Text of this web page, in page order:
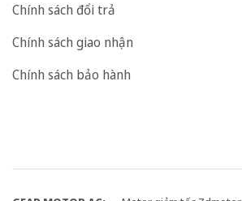
Chính sách đổi trả
Chính sách giao nhận
Chính sách bảo hành